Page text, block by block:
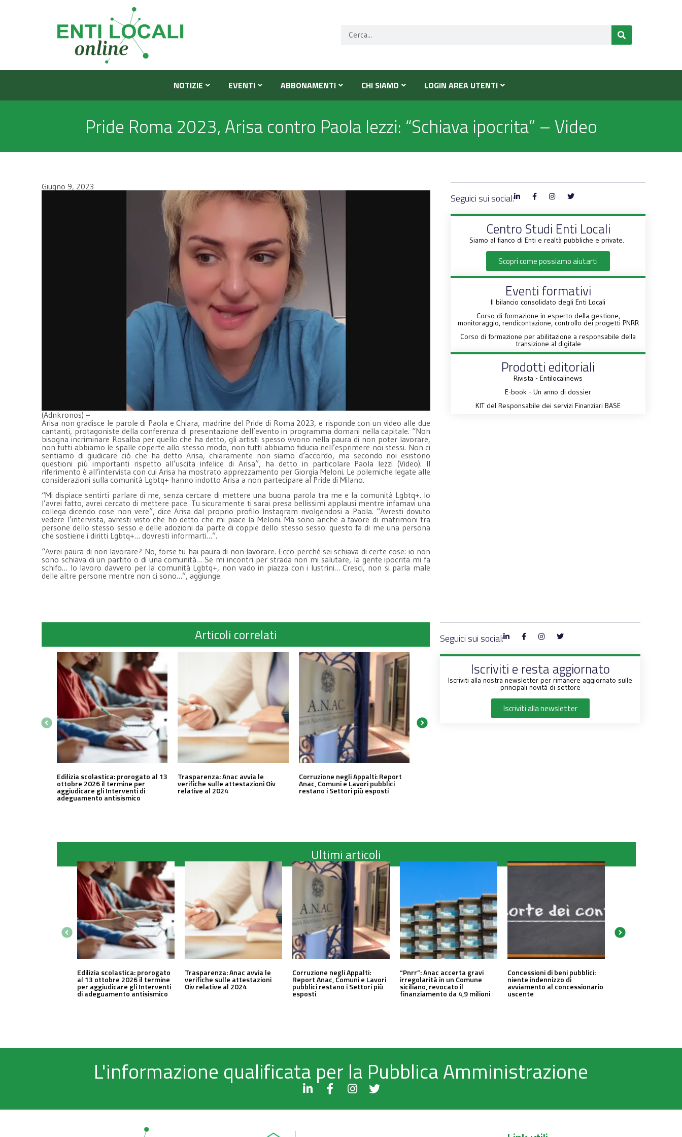
NOTIZIE EVENTI ABBONAMENTI CHI SIAMO LOGIN AREA UTENTI
Pride Roma 2023, Arisa contro Paola Iezzi: “Schiava ipocrita” – Video
Giugno 9, 2023
(Adnkronos) –
Arisa non gradisce le parole di Paola e Chiara, madrine del Pride di Roma 2023, e risponde con un video alle due
cantanti, protagoniste della conferenza di presentazione dell’evento in programma domani nella capitale. “Non
bisogna incriminare Rosalba per quello che ha detto, gli artisti spesso vivono nella paura di non poter lavorare,
non tutti abbiamo le spalle coperte allo stesso modo, non tutti abbiamo fiducia nell’esprimere noi stessi. Non ci
sentiamo di giudicare ciò che ha detto Arisa, chiaramente non siamo d’accordo, ma secondo noi esistono
questioni più importanti rispetto all’uscita infelice di Arisa”, ha detto in particolare Paola Iezzi (Video). Il
riferimento è all’intervista con cui Arisa ha mostrato apprezzamento per Giorgia Meloni. Le polemiche legate alle
considerazioni sulla comunità Lgbtq+ hanno indotto Arisa a non partecipare al Pride di Milano.
“Mi dispiace sentirti parlare di me, senza cercare di mettere una buona parola tra me e la comunità Lgbtq+. Io
l’avrei fatto, avrei cercato di mettere pace. Tu sicuramente ti sarai presa bellissimi applausi mentre infamavi una
collega dicendo cose non vere”, dice Arisa dal proprio profilo Instagram rivolgendosi a Paola. “Avresti dovuto
vedere l’intervista, avresti visto che ho detto che mi piace la Meloni. Ma sono anche a favore di matrimoni tra
persone dello stesso sesso e delle adozioni da parte di coppie dello stesso sesso: questo fa di me una persona
che sostiene i diritti Lgbtq+… dovresti informarti…”.
“Avrei paura di non lavorare? No, forse tu hai paura di non lavorare. Ecco perché sei schiava di certe cose: io non
sono schiava di un partito o di una comunità… Se mi incontri per strada non mi salutare, la gente ipocrita mi fa
schifo… Io lavoro davvero per la comunità Lgbtq+, non vado in piazza con i lustrini… Cresci, non si parla male
delle altre persone mentre non ci sono…”, aggiunge.
Seguici sui social:
Centro Studi Enti Locali
Siamo al fianco di Enti e realtà pubbliche e private.
Scopri come possiamo aiutarti
Eventi formativi
Il bilancio consolidato degli Enti Locali
Corso di formazione in esperto della gestione,
monitoraggio, rendicontazione, controllo dei progetti PNRR
Corso di formazione per abilitazione a responsabile della
transizione al digitale
Prodotti editoriali
Rivista - Entilocalinews
E-book - Un anno di dossier
KIT del Responsabile dei servizi Finanziari BASE
Articoli correlati
Edilizia scolastica: prorogato al 13
ottobre 2026 il termine per
aggiudicare gli Interventi di
adeguamento antisismico
Trasparenza: Anac avvia le
verifiche sulle attestazioni Oiv
relative al 2024
Corruzione negli Appalti: Report
Anac, Comuni e Lavori pubblici
restano i Settori più esposti
Seguici sui social:
Iscriviti e resta aggiornato
Iscriviti alla nostra newsletter per rimanere aggiornato sulle
principali novità di settore
Iscriviti alla newsletter
Ultimi articoli
Edilizia scolastica: prorogato
al 13 ottobre 2026 il termine
per aggiudicare gli Interventi
di adeguamento antisismico
Trasparenza: Anac avvia le
verifiche sulle attestazioni
Oiv relative al 2024
Corruzione negli Appalti:
Report Anac, Comuni e Lavori
pubblici restano i Settori più
esposti
“Pnrr”: Anac accerta gravi
irregolarità in un Comune
siciliano, revocato il
finanziamento da 4,9 milioni
Concessioni di beni pubblici:
niente indennizzo di
avviamento al concessionario
uscente
L'informazione qualificata per la Pubblica Amministrazione